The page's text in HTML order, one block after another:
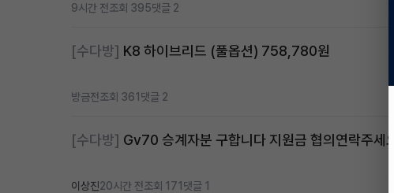
9시간 전조회 395댓글 2
[수다방] K8 하이브리드 (풀옵션) 758,780원
방금전조회 361 댓글 2
[수다방] Gv70 승계자분 구합니다 지원금 협의연락주세요
이상진20시간 전조회 171 댓글 1